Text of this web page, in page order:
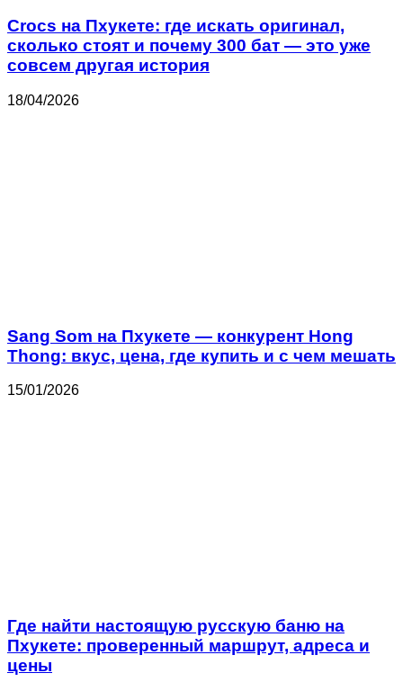
Crocs на Пхукете: где искать оригинал,
сколько стоят и почему 300 бат — это уже
совсем другая история
18/04/2026
Sang Som на Пхукете — конкурент Hong
Thong: вкус, цена, где купить и с чем мешать
15/01/2026
Где найти настоящую русскую баню на
Пхукете: проверенный маршрут, адреса и
цены